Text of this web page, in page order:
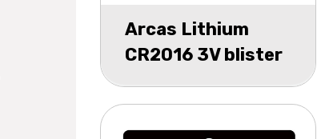
Arcas Lithium
CR2016 3V blister